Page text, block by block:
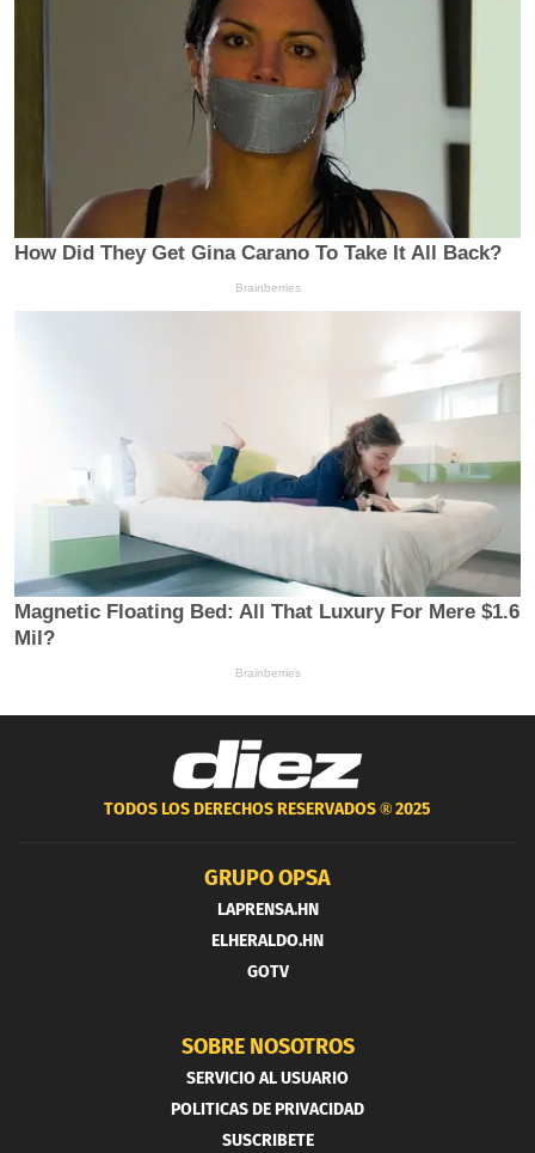
TODOS LOS DERECHOS RESERVADOS ®2025
GRUPO OPSA
LAPRENSA.HN
ELHERALDO.HN
GOTV
SOBRE NOSOTROS
SERVICIO AL USUARIO
POLITICAS DE PRIVACIDAD
SUSCRIBETE